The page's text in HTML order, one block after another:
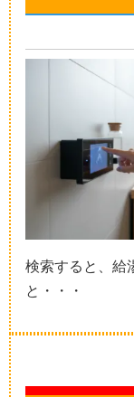
検索すると、給
と・・・